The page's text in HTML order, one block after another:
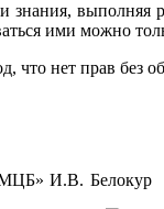
знания,
ими можно
что нет прав без
И.В. Белокур